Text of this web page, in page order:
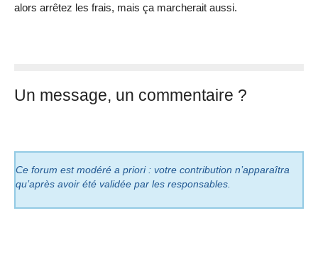
alors arrêtez les frais, mais ça marcherait aussi.
Un message, un commentaire ?
Ce forum est modéré a priori : votre contribution n’apparaîtra
qu’après avoir été validée par les responsables.